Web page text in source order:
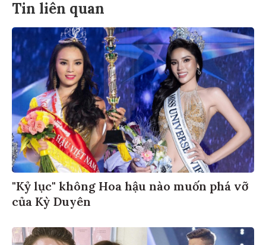
Tin liên quan
"Kỷ lục" không Hoa hậu nào muốn phá vỡ
của Kỳ Duyên